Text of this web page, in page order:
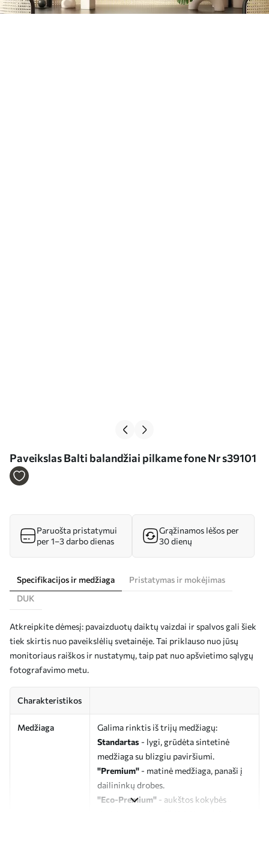
Paveikslas Balti balandžiai pilkame fone Nr s39101
Paruošta pristatymui
per 1–3 darbo dienas
Grąžinamos lėšos per
30 dienų
Specifikacijos ir medžiaga
Pristatymas ir mokėjimas
DUK
Atkreipkite dėmesį: pavaizduotų daiktų vaizdai ir spalvos gali šiek
tiek skirtis nuo paveikslėlių svetainėje. Tai priklauso nuo jūsų
monitoriaus raiškos ir nustatymų, taip pat nuo apšvietimo sąlygų
fotografavimo metu.
Charakteristikos
Medžiaga
Galima rinktis iš trijų medžiagų:
Standartas - lygi, grūdėta sintetinė
medžiaga su blizgiu paviršiumi.
"Premium" - matinė medžiaga, panaši į
dailininkų drobes.
"Eco-Premium" - aukštos kokybės